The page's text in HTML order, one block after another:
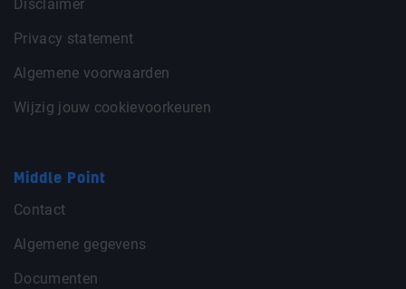
Disclaimer
Privacy statement
Algemene voorwaarden
Wijzig jouw cookievoorkeuren
Middle Point
Contact
Algemene gegevens
Documenten